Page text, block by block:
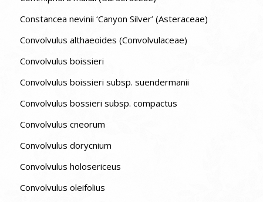
Constancea nevinii ‘Canyon Silver’ (Asteraceae)
Convolvulus althaeoides (Convolvulaceae)
Convolvulus boissieri
Convolvulus boissieri subsp. suendermanii
Convolvulus bossieri subsp. compactus
Convolvulus cneorum
Convolvulus dorycnium
Convolvulus holosericeus
Convolvulus oleifolius